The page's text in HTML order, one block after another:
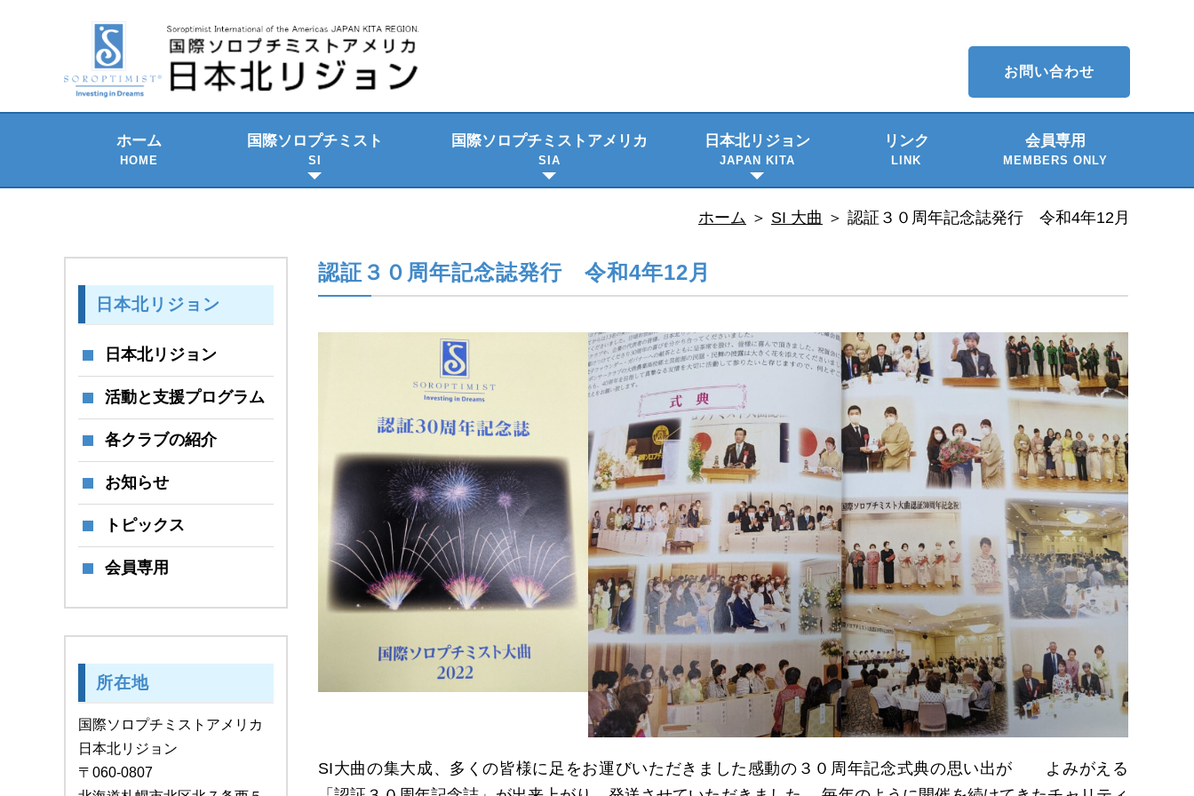
お問い合わせ
ホーム
HOME
国際ソロプチミスト
SI
国際ソロプチミスト アメリカ
SIA
日本北リジョン
JAPAN KITA
理事会のご紹介
委員会メンバー
リンク
LINK
会員専用
MEMBERS ONLY
ホーム ＞ SI 大曲 ＞ 認証３０周年記念誌発行 令和4年12月
認証３０周年記念誌発行 令和4年12月
SI大曲の集大成、多くの皆様に足をお運びいただきました感動の３０周年記念式典の思い出が よみがえる
日本北リジョン
日本北リジョン
活動と支援プログラム
各クラブの紹介
お知らせ
トピックス
会員専用
所在地
国際ソロプチミストアメリカ
日本北リジョン
〒060-0807